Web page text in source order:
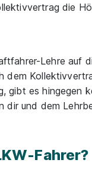
die
Lehre auf
dem
gibt es hingegen
dir und dem
Fahrer?